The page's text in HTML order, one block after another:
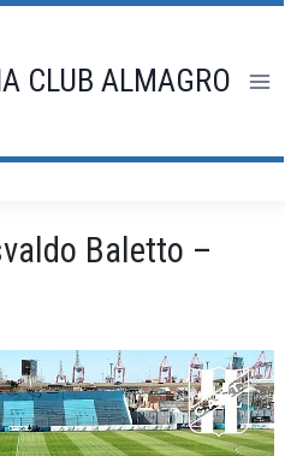
CLUB ALMAGRO
Baletto –